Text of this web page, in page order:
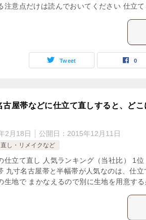
注意点だけは読んでおいてください 仕立
Tweet 0
古屋帯などに仕立て直しすると、ど
2月18日 公開日： 2015年12月11日
し・リメイクなど
仕立て直し 人気ランキング（当社比）
寸名古屋帯と半幅帯が人気なのは、仕立
生地で まかなえるので別に生地を用意す